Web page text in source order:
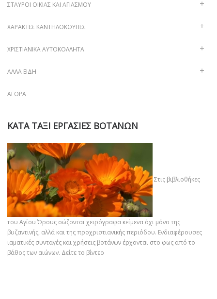
ΣΤΑΥΡΟΊ ΟΙΚΊΑΣ ΚΑΙ ΑΓΙΑΣΜΟΎ
ΧΑΡΑΚΤΈΣ ΚΑΝΤΗΛΌΚΟΥΠΕΣ
ΧΡΙΣΤΙΑΝΙΚΆ ΑΥΤΟΚΌΛΛΗΤΑ
ΑΛΛΑ ΕΙΔΗ
ΑΓΟΡΆ
ΚΑΤΑ ΤΑΞΙ ΕΡΓΑΣΙΕΣ ΒΟΤΑΝΩΝ
Στις βιβλιοθήκες
του Αγίου Όρους σώζονται χειρόγραφα κείμενα όχι μόνο της
βυζαντινής, αλλά και της προχριστιανικής περιόδου. Ενδιαφέρουσες
ιαματικές συνταγές και χρήσεις βοτάνων έρχονται στο φως από το
βάθος των αιώνων. Δείτε το βίντεο